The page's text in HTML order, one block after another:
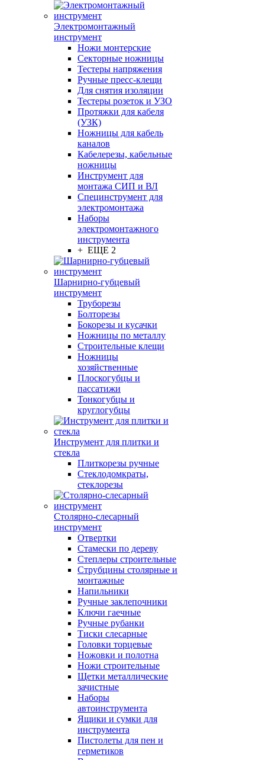
Электромонтажный
инструмент
Ножи монтерские
Секторные ножницы
Тестеры напряжения
Ручные пресс-клещи
Для снятия изоляции
Тестеры розеток и УЗО
Протяжки для кабеля
(УЗК)
Ножницы для кабель
каналов
Кабелерезы, кабельные
ножницы
Инструмент для
монтажа СИП и ВЛ
Специнструмент для
электромонтажа
Наборы
электромонтажного
инструмента
+ ЕЩЕ 2
Шарнирно-губцевый
инструмент
Труборезы
Болторезы
Бокорезы и кусачки
Ножницы по металлу
Строительные клещи
Ножницы
хозяйственные
Плоскогубцы и
пассатижи
Тонкогубцы и
круглогубцы
Инструмент для плитки и
стекла
Плиткорезы ручные
Стеклодомкраты,
стеклорезы
Столярно-слесарный
инструмент
Отвертки
Стамески по дереву
Степлеры строительные
Струбцины столярные и
монтажные
Напильники
Ручные заклепочники
Ключи гаечные
Ручные рубанки
Тиски слесарные
Головки торцевые
Ножовки и полотна
Ножи строительные
Щетки металлические
зачистные
Наборы
автоинструмента
Ящики и сумки для
инструмента
Пистолеты для пен и
герметиков